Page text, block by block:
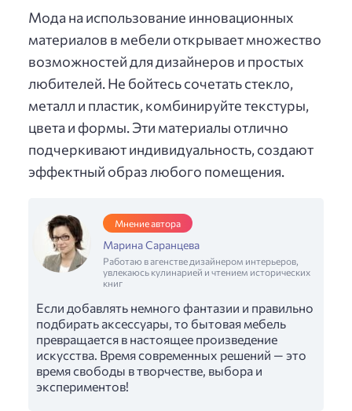
Мода на использование инновационных
материалов в мебели открывает множество
возможностей для дизайнеров и простых
любителей. Не бойтесь сочетать стекло,
металл и пластик, комбинируйте текстуры,
цвета и формы. Эти материалы отлично
подчеркивают индивидуальность, создают
эффектный образ любого помещения.
Мнение автора
Марина Саранцева
Работаю в агенстве дизайнером интерьеров,
увлекаюсь кулинарией и чтением исторических
книг
Если добавлять немного фантазии и правильно
подбирать аксессуары, то бытовая мебель
превращается в настоящее произведение
искусства. Время современных решений — это
время свободы в творчестве, выбора и
экспериментов!